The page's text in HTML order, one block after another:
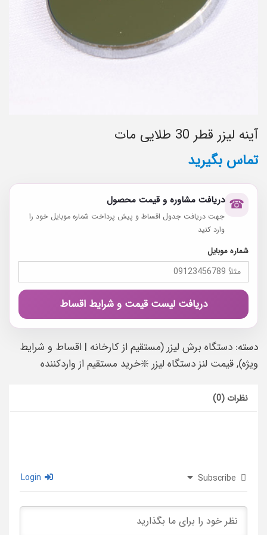
آینه لیزر قطر 30 طلایی مات
تماس بگیرید
☎ دریافت مشاوره و قیمت محصول
جهت دریافت جدول اقساط و پیش پرداخت شماره موبایل خود را
وارد کنید
شماره موبایل
دریافت لیست قیمت و شرایط اقساط
دسته: دستگاه برش لیزر (مستقیم از کارخانه | اقساط و شرایط
ویژه),قیمت لنز دستگاه لیزر ❇️خرید مستقیم از واردکننده
نظرات (0)
Subscribe